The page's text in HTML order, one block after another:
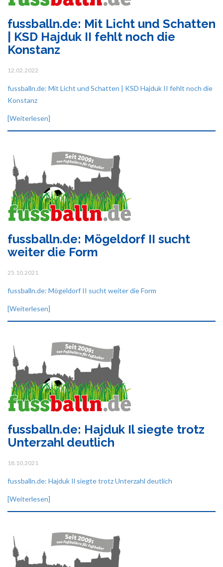
fussballn.de: Mit Licht und Schatten
| KSD Hajduk II fehlt noch die
Konstanz
12.02.2022
fussballn.de: Mit Licht und Schatten | KSD Hajduk II fehlt noch die
Konstanz
[Weiterlesen]
fussballn.de: Mögeldorf II sucht
weiter die Form
25.10.2021
fussballn.de: Mögeldorf II sucht weiter die Form
[Weiterlesen]
fussballn.de: Hajduk Il siegte trotz
Unterzahl deutlich
18.10.2021
fussballn.de: Hajduk Il siegte trotz Unterzahl deutlich
[Weiterlesen]